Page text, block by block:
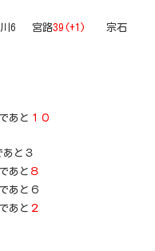
6 宮路39(+1)
宗石
あと １０
と３
あと ８
あと６
あと ２